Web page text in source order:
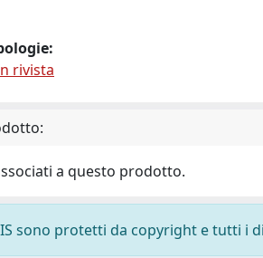
rivista
a questo prodotto.
sono protetti da copyright e tutti i